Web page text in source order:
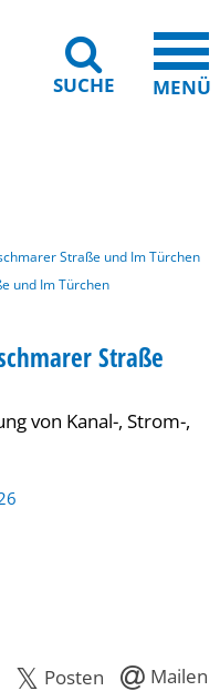
SUCHE MENÜ
Straße und Im Türchen
und Im Türchen
Straße
von Kanal-, Strom-,
Posten
Mailen